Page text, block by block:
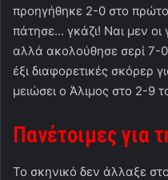
προηγήθηκε 2-0 στο
πάτησε… γκάζι! Ναι μεν
αλλά ακολούθησε σερί 7-0
έξι διαφορετικές σκόρερ
μειώσει ο Άλιμος στο 2-9
Πανέτοιμες για
Το σκηνικό δεν άλλαξε